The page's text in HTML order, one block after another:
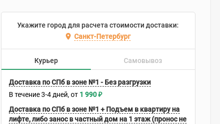
Укажите город для расчета стоимости доставки:
Санкт-Петербург
Курьер Самовывоз
Доставка по СПб в зоне №1 - Без разгрузки
В течение 3-4 дней 1 990₽
Доставка по СПб в зоне №1 + Подъем в квартиру на
лифте, либо занос в частный дом на 1 этаж (пронос не